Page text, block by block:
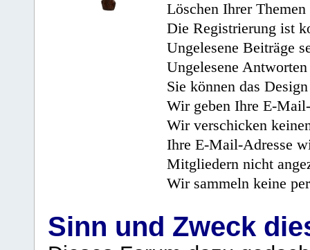
Löschen Ihrer
Die Registrierung ist
Ungelesene Beiträge
Ungelesene
Sie können das
Wir geben Ihre E-
Wir verschicken
Ihre E-Mail-Adresse
Mitgliedern nicht
Wir sammeln keine
Sinn und Zweck